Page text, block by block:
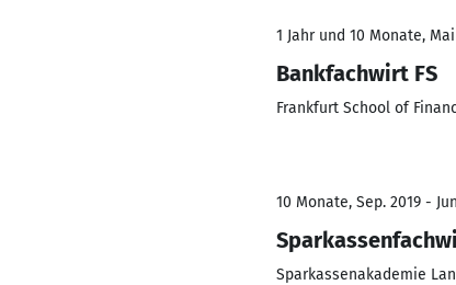
1 Jahr und 10 Monate,
Bankfachwirt FS
Frankfurt School of
10 Monate, Sep. 2019 -
Sparkassenakademie